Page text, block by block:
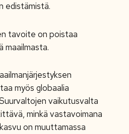
edistämistä.
tavoite on poistaa
maailmasta.
myös globaalia
vaikutusvalta
minkä vastavoimana
on muuttamassa